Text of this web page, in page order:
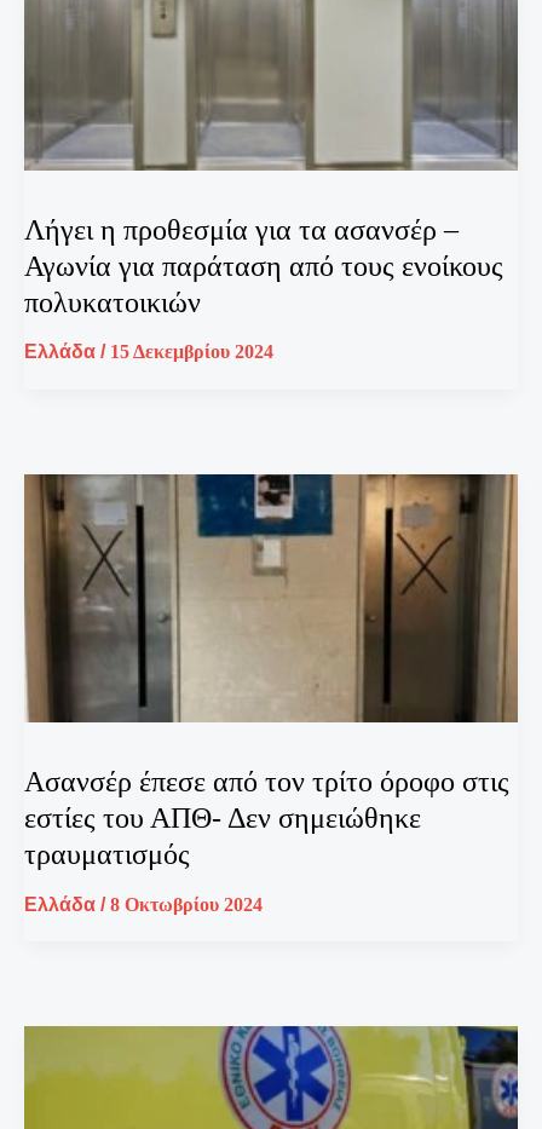
Λήγει η προθεσμία για τα ασανσέρ –
Αγωνία για παράταση από τους ενοίκους
πολυκατοικιών
Ελλάδα / 15 Δεκεμβρίου 2024
Ασανσέρ έπεσε από τον τρίτο όροφο στις
εστίες του ΑΠΘ- Δεν σημειώθηκε
τραυματισμός
Ελλάδα /8 Οκτωβρίου 2024